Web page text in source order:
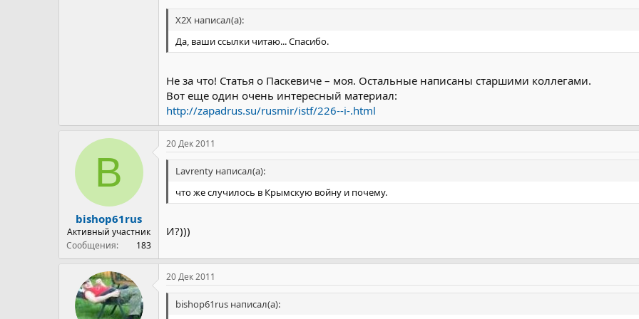
X2X написал(а):
Да, ваши ссылки читаю... Спасибо.
Не за что! Статья о Паскевиче – моя. Остальные написаны старшими коллегами.
Вот еще один очень интересный материал:
http://zapadrus.su/rusmir/istf/226--i-.html
B
bishop61rus
Активный участник
Сообщения
183
20 Дек 2011
Lavrenty написал(а):
что же случилось в Крымскую войну и почему.
И?)))
20 Дек 2011
bishop61rus написал(а):